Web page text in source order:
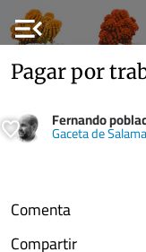
menu_open
Pagar por
Fernando
Gaceta de
Comenta
Compartir